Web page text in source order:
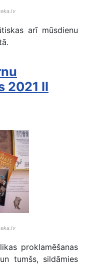
arī mūsdienu
2021 II
proklamēšanas
tumšs, sildāmies